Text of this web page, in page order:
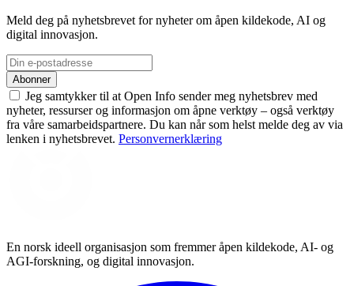
Meld deg på nyhetsbrevet for nyheter om åpen kildekode, AI og
digital innovasjon.
Abonner
Jeg samtykker til at Open Info sender meg nyhetsbrev med
nyheter, ressurser og informasjon om åpne verktøy – også verktøy
fra våre samarbeidspartnere. Du kan når som helst melde deg av via
lenken i nyhetsbrevet. Personvernerklæring
En norsk ideell organisasjon som fremmer åpen kildekode, AI- og
AGI-forskning, og digital innovasjon.